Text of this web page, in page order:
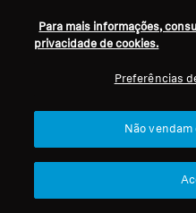
Peças sobressalentes e
acessórios
Para mais informações,
privacidade de cookies.
Preferências
Não vendam